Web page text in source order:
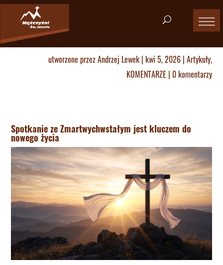
utworzone przezAndrzej Lewek| kwi 5, 2026| Artykuły,
KOMENTARZE | 0 komentarzy
Spotkanie ze Zmartwychwstałym jest kluczem do
nowego życia